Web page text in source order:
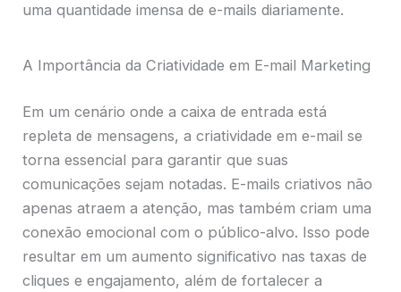
uma quantidade imensa de e-mails diariamente.
A Importância da Criatividade em E-mail Marketing
Em um cenário onde a caixa de entrada está
repleta de mensagens, a criatividade em e-mail se
torna essencial para garantir que suas
comunicações sejam notadas. E-mails criativos não
apenas atraem a atenção, mas também criam uma
conexão emocional com o público-alvo. Isso pode
resultar em um aumento significativo nas taxas de
cliques e engajamento, além de fortalecer a